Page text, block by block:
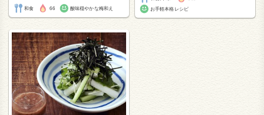
和食 66 酸味穏やかな梅和え
お手軽本格レシピ